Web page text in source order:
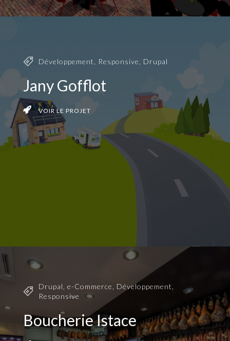
Développement Responsive Drupal
Jany Gofflot
VOIR LE PROJET
Drupal, e-Commerce, Développement,
Responsive
Boucherie Istace